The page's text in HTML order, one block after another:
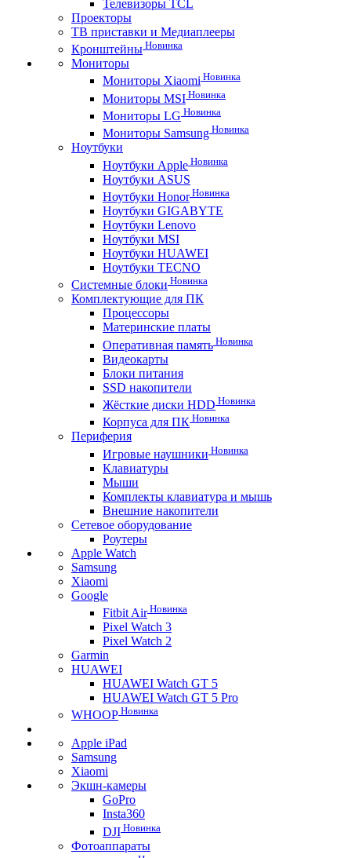
Телевизоры TCL
Проекторы
ТВ приставки и Медиаплееры
Кронштейны Новинка
Мониторы
Мониторы Xiaomi Новинка
Мониторы MSI Новинка
Мониторы LG Новинка
Мониторы Samsung Новинка
Ноутбуки
Ноутбуки Apple Новинка
Ноутбуки ASUS
Ноутбуки HonorНовинка
Ноутбуки GIGABYTE
Ноутбуки Lenovo
Ноутбуки MSI
Ноутбуки HUAWEI
Ноутбуки TECNO
Системные блоки Новинка
Комплектующие для ПК
Процессоры
Материнские платы
Оперативная память Новинка
Видеокарты
Блоки питания
SSD накопители
Жёсткие диски HDD Новинка
Корпуса для ПК Новинка
Периферия
Игровые наушники Новинка
Клавиатуры
Мыши
Комплекты клавиатура и мышь
Внешние накопители
Сетевое оборудование
Роутеры
Apple Watch
Samsung
Xiaomi
Google
Fitbit AirНовинка
Pixel Watch 3
Pixel Watch 2
Garmin
HUAWEI
HUAWEI Watch GT 5
HUAWEI Watch GT 5 Pro
WHOOP Новинка
Apple iPad
Samsung
Xiaomi
Экшн-камеры
GoPro
Insta360
DJI Новинка
Фотоаппараты